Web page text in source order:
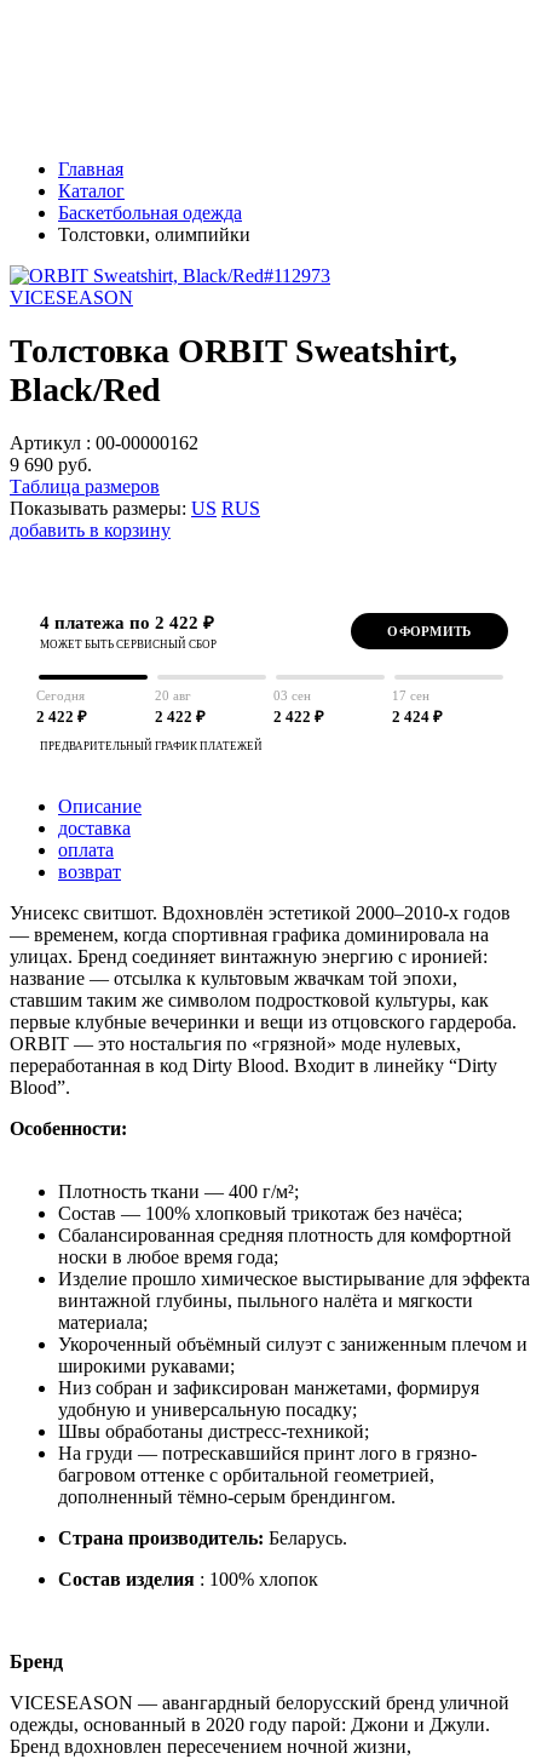
Главная
Каталог
Баскетбольная одежда
Толстовки, олимпийки
VICESEASON
Толстовка ORBIT Sweatshirt,
Black/Red
Артикул : 00-00000162
9 690 руб.
Таблица размеров
Показывать размеры: US RUS
добавить в корзину
4 платежа по 2 422 ₽
МОЖЕТ БЫТЬ СЕРВИСНЫЙ СБОР
ОФОРМИТЬ
Сегодня
2 422 ₽
20 авг
2 422 ₽
03 сен
2 422 ₽
17 сен
2 424 ₽
ПРЕДВАРИТЕЛЬНЫЙ ГРАФИК ПЛАТЕЖЕЙ
Описание
доставка
оплата
возврат
Унисекс свитшот. Вдохновлён эстетикой 2000–2010-х годов
— временем, когда спортивная графика доминировала на
улицах. Бренд соединяет винтажную энергию с иронией:
название — отсылка к культовым жвачкам той эпохи,
ставшим таким же символом подростковой культуры, как
первые клубные вечеринки и вещи из отцовского гардероба.
ORBIT — это ностальгия по «грязной» моде нулевых,
переработанная в код Dirty Blood. Входит в линейку “Dirty
Blood”.
Особенности:
Плотность ткани — 400 г/м²;
Состав — 100% хлопковый трикотаж без начёса;
Сбалансированная средняя плотность для комфортной
носки в любое время года;
Изделие прошло химическое выстирывание для эффекта
винтажной глубины, пыльного налёта и мягкости
материала;
Укороченный объёмный силуэт с заниженным плечом и
широкими рукавами;
Низ собран и зафиксирован манжетами, формируя
удобную и универсальную посадку;
Швы обработаны дистресс-техникой;
На груди — потрескавшийся принт лого в грязно-
багровом оттенке с орбитальной геометрией,
дополненный тёмно-серым брендингом.
Страна производитель: Беларусь.
Состав изделия : 100% хлопок
Бренд
VICESEASON — авангардный белорусский бренд уличной
одежды, основанный в 2020 году парой: Джони и Джули.
Бренд вдохновлен пересечением ночной жизни,